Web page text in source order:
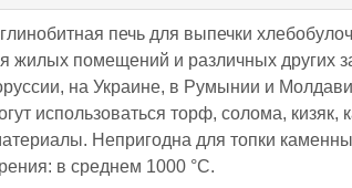
печь для выпечки
жилых помещений и различных других
на Украине, в Румынии и
использоваться торф, солома, кизяк,
Непригодна для топки
в среднем 1000 °C.